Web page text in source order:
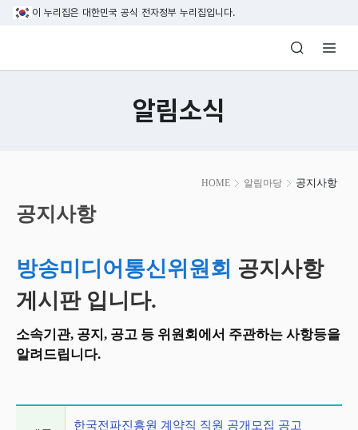
본문 바로가기
이 누리집은 대한민국 공식 전자정부 누리집입니다.
방송미디어통신위원회 Korea Media
알림소식
HOME 알림마당 공지사항
시
작
공지사항
방송미디어통신위원회 공지사항
게시판 입니다.
소속기관, 공지, 공고 등 위원회에서 주관하는 사항등을
알려드립니다.
한국전파진흥원 계약직 직원 공개모집 공고